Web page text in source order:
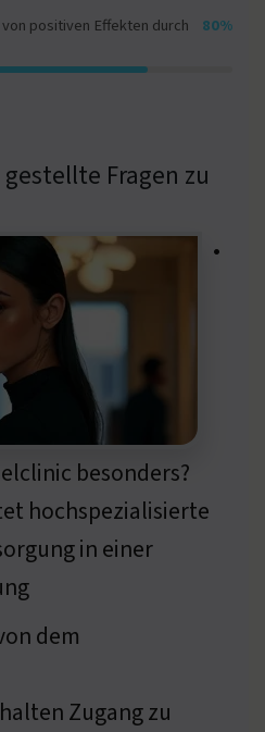
positiven Effekten durch
80%
Fragen zu
•
besonders?
hochspezialisierte
in einer
dem
Zugang zu